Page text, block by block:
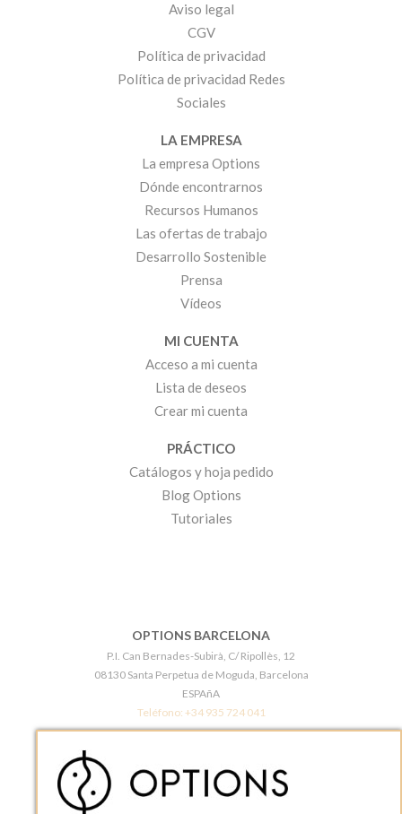
Aviso legal
CGV
Política de privacidad
Política de privacidad Redes
Sociales
LA EMPRESA
La empresa Options
Dónde encontrarnos
Recursos Humanos
Las ofertas de trabajo
Desarrollo Sostenible
Prensa
Vídeos
MI CUENTA
Acceso a mi cuenta
Lista de deseos
Crear mi cuenta
PRÁCTICO
Catálogos y hoja pedido
Blog Options
Tutoriales
OPTIONS BARCELONA
P.I. Can Bernades-Subirà, C/ Ripollès, 12
08130 Santa Perpetua de Moguda, Barcelona
ESPAñA
Teléfono: +34 935 724 041
c/ Laforja, 102
08021 BARCELONA